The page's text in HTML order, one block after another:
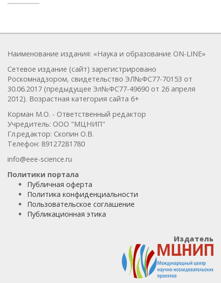
Наименование издания: «Наука и образование ON-LINE»
Сетевое издание (сайт) зарегистрировано
Роскомнадзором, свидетельство ЭЛ№ФС77-70153 от
30.06.2017 (предыдущее Эл№ФC77-49690 от 26 апреля
2012). Возрастная категория сайта 6+
Корман М.О. - Ответственный редактор
Учредитель: ООО "МЦНИП"
Гл.редактор: Скопин О.В.
Телефон: 89127281780
info@eee-science.ru
Политики портала
Публичная оферта
Политика конфиденциальности
Пользовательское соглашение
Публикационная этика
Издатель